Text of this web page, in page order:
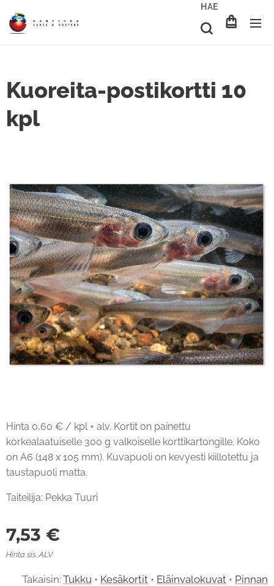
HAE
Kuoreita-postikortti 10
kpl
Hinta 0,60 € / kpl + alv. Kortit on painettu
korkealaatuiselle 300 g valkoiselle korttikartongille. Koko
on A6 (148 x 105 mm). Kuvapuoli on kevyesti kiillotettu ja
taustapuoli matta.
Taiteilija: Pekka Tuuri
7,53 €
Hinta sis. ALV
Takaisin: Tukku • Kesäkortit • Eläinvalokuvat • Pinnan